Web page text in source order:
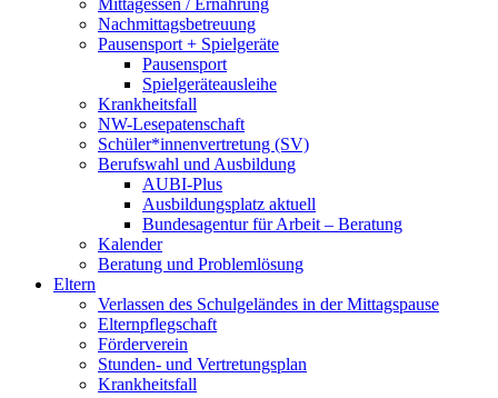
Mittagessen / Ernährung
Nachmittagsbetreuung
Pausensport + Spielgeräte
Pausensport
Spielgeräteausleihe
Krankheitsfall
NW-Lesepatenschaft
Schüler*innenvertretung (SV)
Berufswahl und Ausbildung
AUBI-Plus
Ausbildungsplatz aktuell
Bundesagentur für Arbeit – Beratung
Kalender
Beratung und Problemlösung
Eltern
Verlassen des Schulgeländes in der Mittagspause
Elternpflegschaft
Förderverein
Stunden- und Vertretungsplan
Krankheitsfall